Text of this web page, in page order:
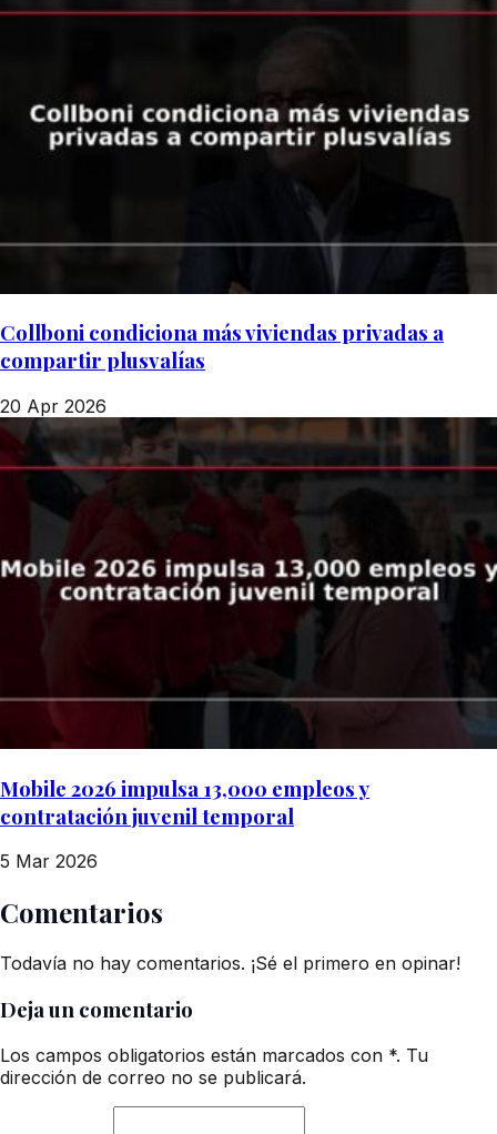
Collboni condiciona más viviendas privadas a
compartir plusvalías
20 Apr 2026
Mobile 2026 impulsa 13,000 empleos y
contratación juvenil temporal
5 Mar 2026
Comentarios
Todavía no hay comentarios. ¡Sé el primero en opinar!
Deja un comentario
Los campos obligatorios están marcados con *. Tu
dirección de correo no se publicará.